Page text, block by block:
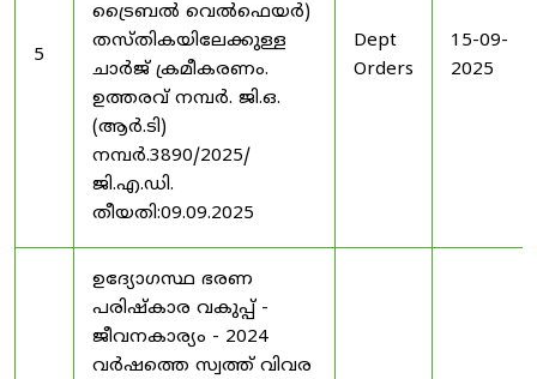
5
ട്രൈബൽ വെൽഫെയർ)
തസ്തികയിലേക്കുള്ള
ചാർജ് ക്രമീകരണം.
ഉത്തരവ് നമ്പർ. ജി.ഒ.
(ആർ.ടി)
നമ്പർ.3890/2025/
ജി.എ.ഡി.
തീയതി:09.09.2025
Dept
Orders
15-09-
2025
ഉദ്യോഗസ്ഥ ഭരണ
പരിഷ്കാര വകുപ്പ് -
ജീവനകാര്യം - 2024
വർഷത്തെ സ്വത്ത് വിവര